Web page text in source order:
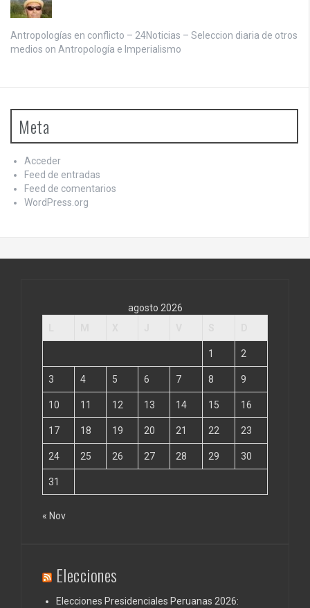
Antropologías en conflicto – 24Noticias – Seleccion diaria de otros
medios on Antropología e Imperialismo
Meta
Acceder
Feed de entradas
Feed de comentarios
WordPress.org
agosto 2026
1 2
3 4 5 6 7 8 9
10 11 12 13 14 15 16
17 18 19 20 21 22 23
24 25 26 27 28 29 30
31
« Nov
Elecciones
Elecciones Presidenciales Peruanas 2026: